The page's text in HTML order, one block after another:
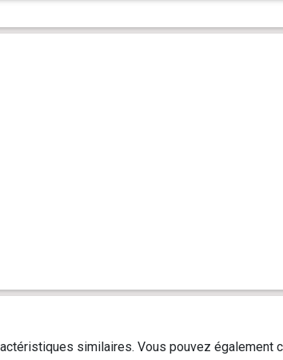
similaires. Vous pouvez également